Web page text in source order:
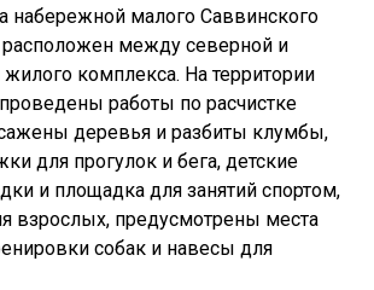
набережной малого Саввинского
расположен между северной и
комплекса. На территории
работы по расчистке
деревья и разбиты клумбы,
для прогулок и бега, детские
и площадка для занятий спортом,
взрослых, предусмотрены места
собак и навесы для